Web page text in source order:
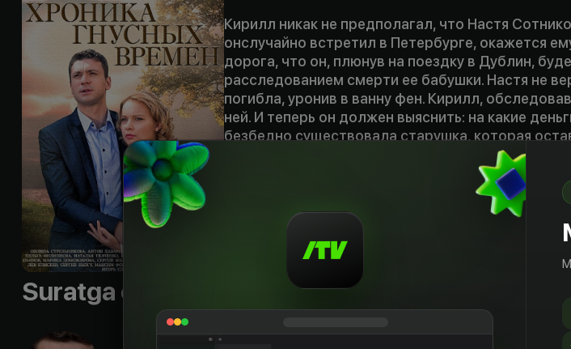
Кирилл никак не предполагал, что Настя
онслучайно встретил в Петербурге, окажется
дорога, что он, плюнув на поездку в Дублин,
расследованием смерти ее бабушки. Настя не
погибла, уронив в ванну фен. Кирилл,
ней. И теперь он должен выяснить: на какие
безбедно существовала старушка, которая
наследникам и бриллиантовое колье
долларов, и домик на берегу Финского залива, и
HD
Suratga olish guruhi